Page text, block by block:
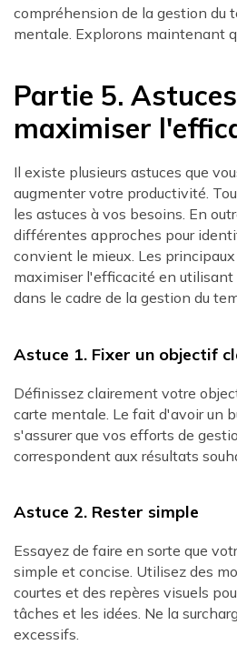
compréhension de la gestion du
mentale. Explorons maintenant
Partie 5.
maximiser
Il existe plusieurs astuces que
augmenter votre productivité.
les astuces à vos besoins. En
différentes approches pour
convient le mieux. Les
maximiser l'efficacité en utilisant
dans le cadre de la gestion du
Astuce 1. Fixer un objectif
Définissez clairement votre
carte mentale. Le fait d'avoir un
s'assurer que vos efforts de
correspondent aux résultats
Astuce 2. Rester simple
Essayez de faire en sorte que
simple et concise. Utilisez des
courtes et des repères visuels
tâches et les idées. Ne la
excessifs.